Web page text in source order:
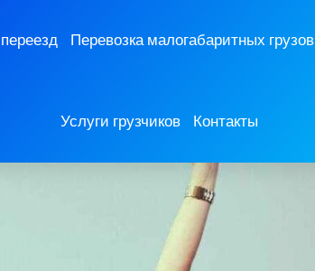
Перевозка малогабаритных грузов
Услуги грузчиков Контакты